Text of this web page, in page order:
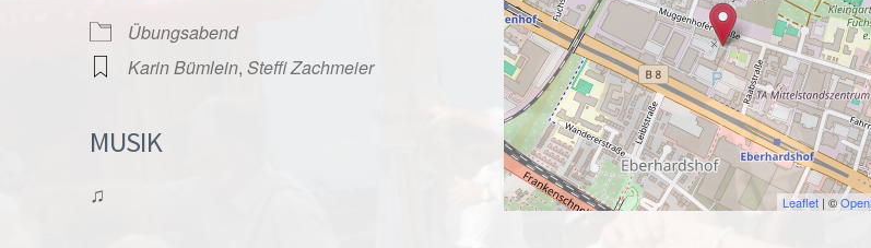
Übungsabend
Karin Bümlein, Steffi Zachmeier
MUSIK
♫ Leaflet| ©